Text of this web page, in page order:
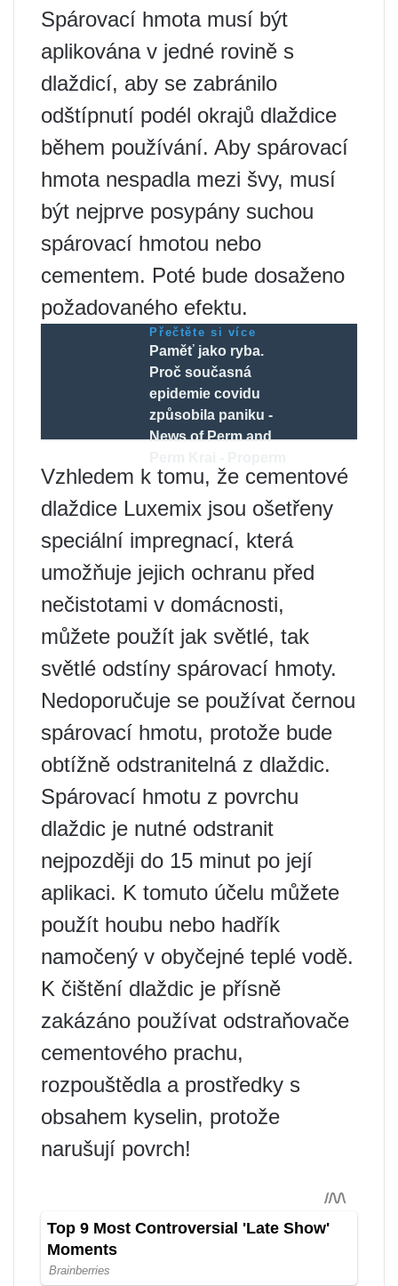
Spárovací hmota musí být
aplikována v jedné rovině s
dlaždicí, aby se zabránilo
odštípnutí podél okrajů dlaždice
během používání. Aby spárovací
hmota nespadla mezi švy, musí
být nejprve posypány suchou
spárovací hmotou nebo
cementem. Poté bude dosaženo
požadovaného efektu.
Přečtěte si více
Paměť jako ryba.
Proč současná
epidemie covidu
způsobila paniku -
News of Perm and
Vzhledem k tomu, že cementové
dlaždice Luxemix jsou ošetřeny
speciální impregnací, která
umožňuje jejich ochranu před
nečistotami v domácnosti,
můžete použít jak světlé, tak
světlé odstíny spárovací hmoty.
Nedoporučuje se používat černou
spárovací hmotu, protože bude
obtížně odstranitelná z dlaždic.
Spárovací hmotu z povrchu
dlaždic je nutné odstranit
nejpozději do 15 minut po její
aplikaci. K tomuto účelu můžete
použít houbu nebo hadřík
namočený v obyčejné teplé vodě.
K čištění dlaždic je přísně
zakázáno používat odstraňovače
cementového prachu,
rozpouštědla a prostředky s
obsahem kyselin, protože
narušují povrch!